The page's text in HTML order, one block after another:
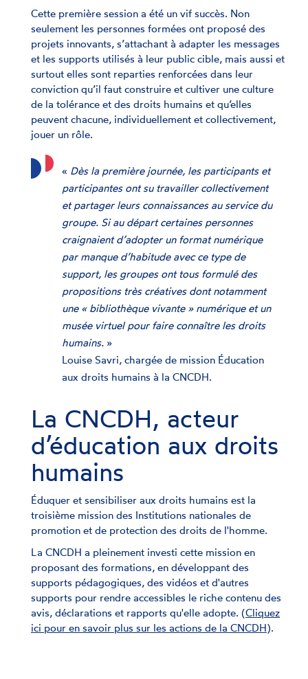
Cette première session a été un vif succès. Non
seulement les personnes formées ont proposé des
projets innovants, s’attachant à adapter les messages
et les supports utilisés à leur public cible, mais aussi et
surtout elles sont reparties renforcées dans leur
conviction qu’il faut construire et cultiver une culture
de la tolérance et des droits humains et qu’elles
peuvent chacune, individuellement et collectivement,
jouer un rôle.
« Dès la première journée, les participants et
participantes ont su travailler collectivement
et partager leurs connaissances au service du
groupe. Si au départ certaines personnes
craignaient d’adopter un format numérique
par manque d’habitude avec ce type de
support, les groupes ont tous formulé des
propositions très créatives dont notamment
une « bibliothèque vivante » numérique et un
musée virtuel pour faire connaître les droits
humains. »
Louise Savri, chargée de mission Éducation
aux droits humains à la CNCDH.
La CNCDH, acteur
d’éducation aux droits
humains
Éduquer et sensibiliser aux droits humains est la
troisième mission des Institutions nationales de
promotion et de protection des droits de l'homme.
La CNCDH a pleinement investi cette mission en
proposant des formations, en développant des
supports pédagogiques, des vidéos et d'autres
supports pour rendre accessibles le riche contenu des
avis, déclarations et rapports qu'elle adopte. (Cliquez
ici pour en savoir plus sur les actions de la CNCDH).